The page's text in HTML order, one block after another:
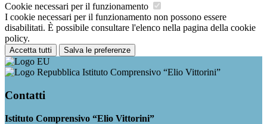
Cookie necessari per il funzionamento
I cookie necessari per il funzionamento non possono essere
disabilitati. È possibile consultare l'elenco nella pagina della cookie
policy.
Accetta tutti Salva le preferenze
Istituto Comprensivo “Elio Vittorini”
Contatti
Istituto Comprensivo “Elio Vittorini”